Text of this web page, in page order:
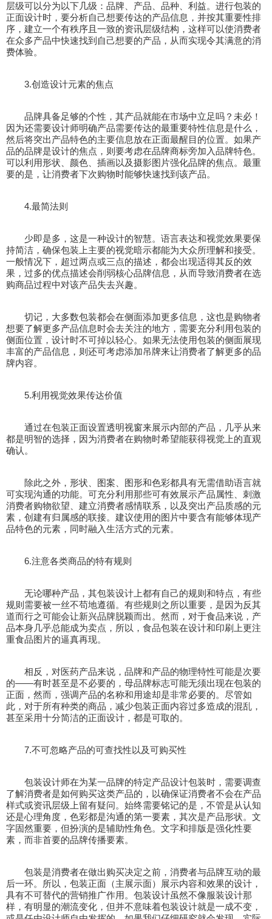
层级可以分为以下几级：品牌、产品、品种、利益。进行包装的
正面设计时，要分析自己想要传达的产品信息，并按其重要性排
序，建立一个有秩序且一致的资讯层级结构，这样可以使消费者
在众多产品中快速找到自己想要的产品，从而实现令其满意的消
费体验。
3.创造设计元素的焦点
品牌具备足够的个性，其产品就能在市场中立足吗？未必！
因为还需要设计师明确产品需要传达的最重要特性信息是什么，
然后将突出产品特色的主要信息放在正面最醒目的位置。如果产
品的品牌是设计的焦点，则要考虑在品牌商标旁加入品牌特色。
可以利用形状、颜色、插画以及摄影图片强化品牌的焦点。最重
要的是，让消费者下次购物时能够快速找到该产品。
4.最简法则
少即是多，这是一种设计的智慧。语言表达和视觉效果要保
持简洁，确保包装上主要的视觉暗示都能为大众所理解和接受。
一般情况下，超过两点或三点的描述，都会出现适得其反的效
果，过多的优点描述会削弱核心品牌信息，从而导致消费者在选
购商品过程中对该产品失去兴趣。
切记，大多数包装都会在侧面添加更多信息，这也是购物者
想要了解更多产品信息时会去关注的地方，需要充分利用包装的
侧面位置，设计时不可掉以轻心。如果无法使用包装的侧面展现
丰富的产品信息，则还可考虑添加吊牌来让消费者了解更多的品
牌内容。
5.利用视觉效果传达价值
通过在包装正面设置透明视窗来展示内部的产品，几乎从来
都是明智的选择，因为消费者在购物时希望能获得视觉上的直观
确认。
除此之外，形状、图案、图形和色彩都具有无需借助语言就
可实现沟通的功能。可充分利用那些可有效展示产品属性、刺激
消费者购物欲望、建立消费者感情联系，以及突出产品质感的元
素，创建有归属感的联接。建议使用的图片中要含有能够体现产
品特色的元素，同时融入生活方式的元素。
6.注意各类商品的特有规则
无论哪种产品，其包装设计上都有自己的规则和特点，有些
规则需要被一丝不苟地遵循。有些规则之所以重要，是因为反其
道而行之可能会让新兴品牌脱颖而出。然而，对于食品来说，产
品本身几乎总能成为卖点，所以，食品包装在设计和印刷上更注
重食品图片的逼真再现。
相反，对医药产品来说，品牌和产品的物理特性可能是次要
的——有时甚至是不必要的，母品牌标志可能无须出现在包装的
正面，然而，强调产品的名称和用途却是非常必要的。尽管如
此，对于所有种类的商品，减少包装正面内容过多造成的混乱，
甚至采用十分简洁的正面设计，都是可取的。
7.不可忽略产品的可查找性以及可购买性
包装设计师在为某一品牌的特定产品设计包装时，需要调查
了解消费者是如何购买这类产品的，以确保证消费者不会在产品
样式或资讯层级上留有疑问。始终需要铭记的是，不管是从认知
还是心理角度，色彩都是沟通的第一要素，其次是产品形状。文
字固然重要，但扮演的是辅助性角色。文字和排版是强化性要
素，而非首要的品牌传播要素。
包装是消费者在做出购买决定之前，消费者与品牌互动的最
后一环。所以，包装正面（主展示面）展示内容和效果的设计，
具有不可替代的营销推广作用。包装设计虽然不像服装设计那
样，有明显的潮流变化，但并不意味着包装设计就是一成不变，